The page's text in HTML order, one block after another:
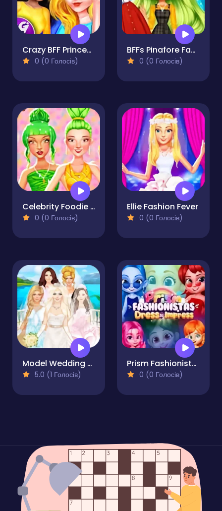
Crazy BFF Princess PJ Night Out Party
0 (0 Голосів)
BFFs Pinafore Fashion
0 (0 Голосів)
Celebrity Foodie Style
0 (0 Голосів)
Ellie Fashion Fever
0 (0 Голосів)
Model Wedding - Girl Games
5.0 (1 Голосів)
Prism Fashionistas Dress to Impress
0 (0 Голосів)